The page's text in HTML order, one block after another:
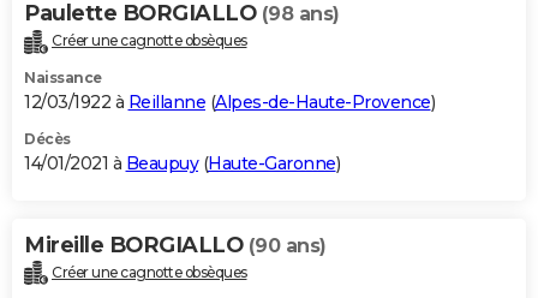
Paulette BORGIALLO (98 ans)
Créer une cagnotte obsèques
Naissance
12/03/1922 à Reillanne (Alpes-de-Haute-Provence)
Décès
14/01/2021 à Beaupuy(Haute-Garonne)
Mireille BORGIALLO (90 ans)
Créer une cagnotte obsèques